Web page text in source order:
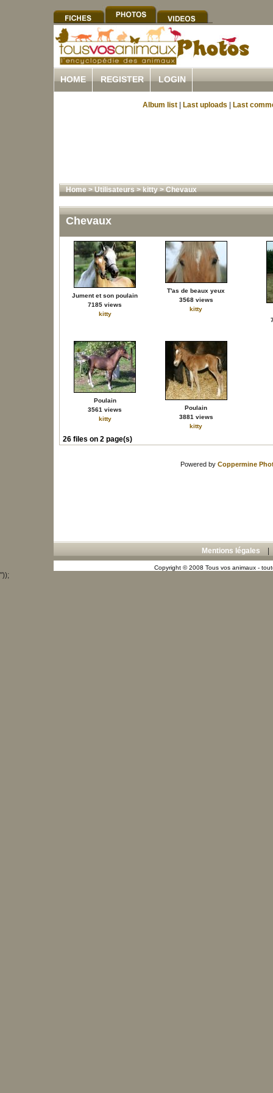
HOME REGISTER LOGIN
Album list Last uploads Last
Home>Utilisateurs>kitty>Chevaux
Chevaux
Jument et son poulain
7185 views
kitty
T'as de beaux yeux
3568 views
kitty
Poulain
3561 views
kitty
Poulain
3881 views
kitty
26 files on 2 page(s)
Powered by Coppermine
Mentions légales
Copyright © 2008 Tous vos animaux -
"));